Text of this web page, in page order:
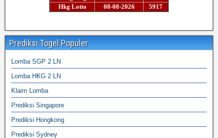
Prediksi Togel Populer
Lomba SGP 2 LN
Lomba HKG 2 LN
Klaim Lomba
Prediksi Singapore
Prediksi Hongkong
Prediksi Sydney